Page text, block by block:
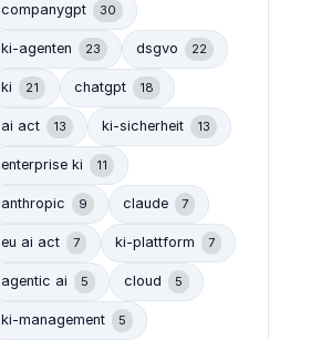
companygpt 30
ki-agenten 23 dsgvo 22
ki 21 chatgpt 18
ai act 13 ki-sicherheit 13
enterprise ki 11
anthropic 9 claude 7
eu ai act 7 ki-plattform 7
agentic ai 5 cloud 5
ki-management 5